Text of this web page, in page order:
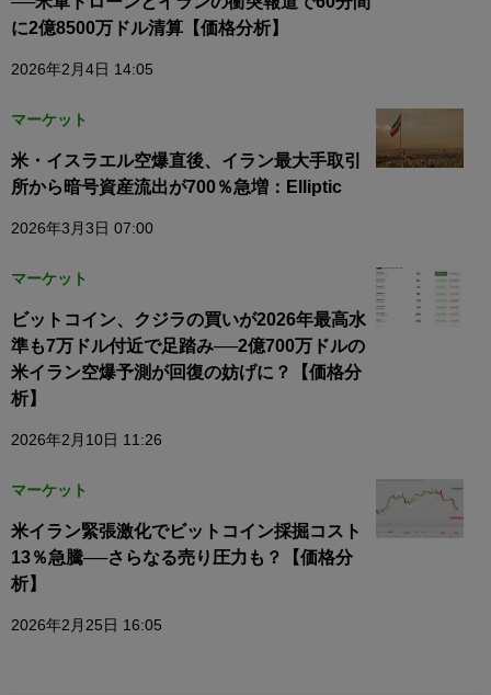
に2億8500万ドル清算【価格分析】
2026年2月4日 14:05
マーケット
米・イスラエル空爆直後、イラン最大手取引
所から暗号資産流出が700％急増：Elliptic
2026年3月3日 07:00
マーケット
ビットコイン、クジラの買いが2026年最高水
準も7万ドル付近で足踏み──2億700万ドルの
米イラン空爆予測が回復の妨げに？【価格分
析】
2026年2月10日 11:26
マーケット
米イラン緊張激化でビットコイン採掘コスト
13％急騰──さらなる売り圧力も？【価格分
析】
2026年2月25日 16:05